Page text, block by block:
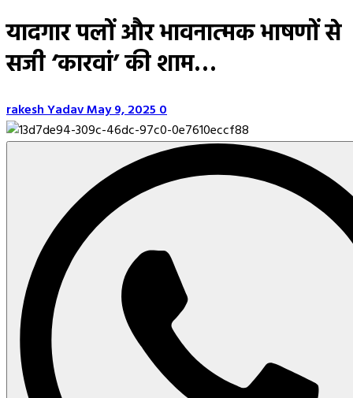
यादगार पलों और भावनात्मक भाषणों से
सजी ‘कारवां’ की शाम…
rakesh YadavMay 9, 20250